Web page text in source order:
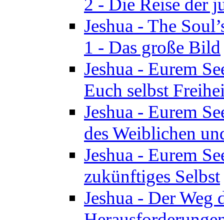
Jeshua - The
1 - Das große Bild
Jeshua - Eurem
Euch selbst
Jeshua - Eurem
des Weiblichen
Jeshua - Eurem
zukünftiges Selbst
Jeshua - Der Weg